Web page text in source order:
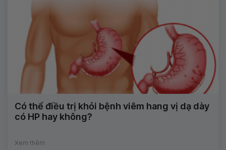
Có thể điều trị khỏi bệnh viêm hang vị dạ dày
có HP hay không?
Xem thêm